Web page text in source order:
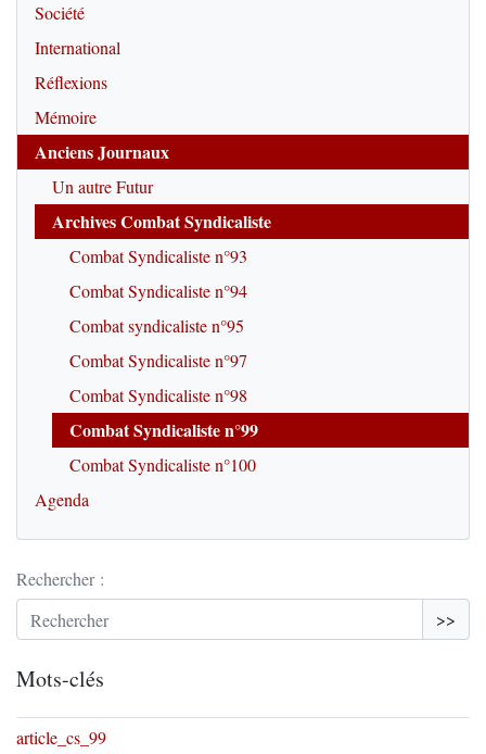
Société
International
Réflexions
Mémoire
Anciens Journaux
Un autre Futur
Archives Combat Syndicaliste
Combat Syndicaliste n°93
Combat Syndicaliste n°94
Combat syndicaliste n°95
Combat Syndicaliste n°97
Combat Syndicaliste n°98
Combat Syndicaliste n°99
Combat Syndicaliste n°100
Agenda
Rechercher :
>>
Mots-clés
article_cs_99